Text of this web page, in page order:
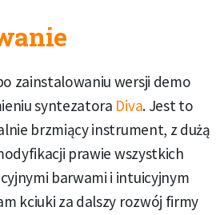
zainstalowaniu wersji demo
syntezatora Diva. Jest to
brzmiący instrument, z dużą
prawie wszystkich
barwami i intuicyjnym
kciuki za dalszy rozwój firmy